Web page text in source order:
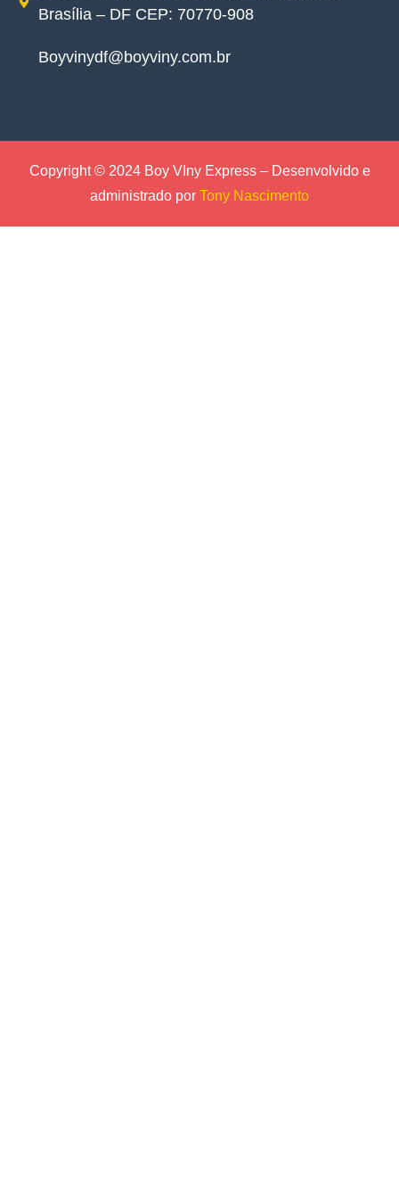
Brasília – DF CEP: 70770-908
Boyvinydf@boyviny.com.br
Copyright © 2024 Boy VIny Express – Desenvolvido e
administrado por Tony Nascimento